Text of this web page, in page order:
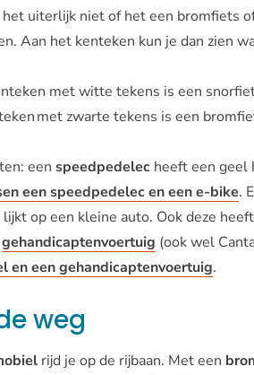
het uiterlijk niet of het een bromfiets
Aan het kenteken kun je dan zien
met witte tekens is een
met zwarte tekens is een
een speedpedelec heeft een geel
een speedpedelec en een e-bike.
op een kleine auto. Ook deze
gehandicaptenvoertuig (ook wel
en een gehandicaptenvoertuig.
weg
rijd je op de rijbaan. Met een